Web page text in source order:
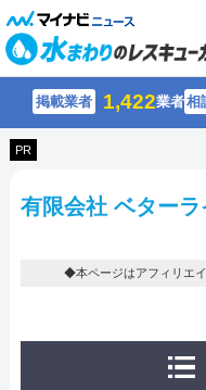
掲載業者 1,422業者相
PR
有限会社 ベター
◆本ページはアフィリエ